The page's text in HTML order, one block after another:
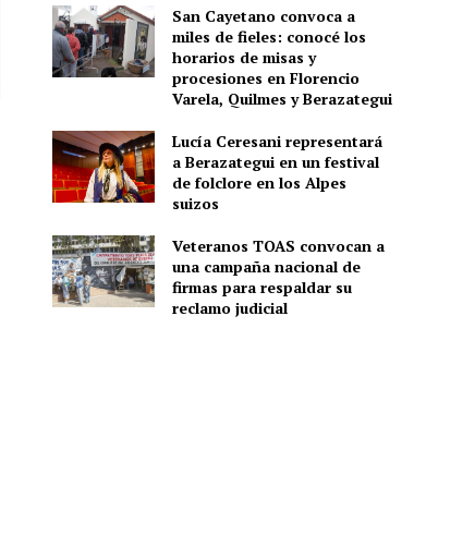
San Cayetano convoca a
miles de fieles: conocé los
horarios de misas y
procesiones en Florencio
Varela, Quilmes y Berazategui
Lucía Ceresani representará
a Berazategui en un festival
de folclore en los Alpes
suizos
Veteranos TOAS convocan a
una campaña nacional de
firmas para respaldar su
reclamo judicial